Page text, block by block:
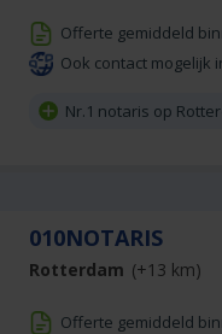
Offerte gemiddeld
Ook contact mogelijk
Nr.1 notaris op
010NOTARIS
Rotterdam (+13 km)
Offerte gemiddeld